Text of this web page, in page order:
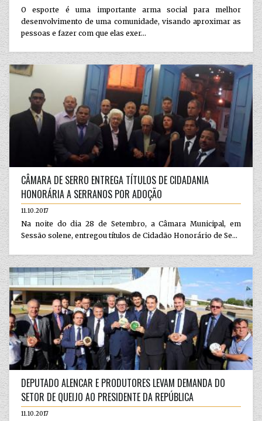
O esporte é uma importante arma social para melhor
desenvolvimento de uma comunidade, visando aproximar as
pessoas e fazer com que elas exer...
CÂMARA DE SERRO ENTREGA TÍTULOS DE CIDADANIA
HONORÁRIA A SERRANOS POR ADOÇÃO
11.10.2017
Na noite do dia 28 de Setembro, a Câmara Municipal, em
Sessão solene, entregou títulos de Cidadão Honorário de Se...
DEPUTADO ALENCAR E PRODUTORES LEVAM DEMANDA DO
SETOR DE QUEIJO AO PRESIDENTE DA REPÚBLICA
11.10.2017